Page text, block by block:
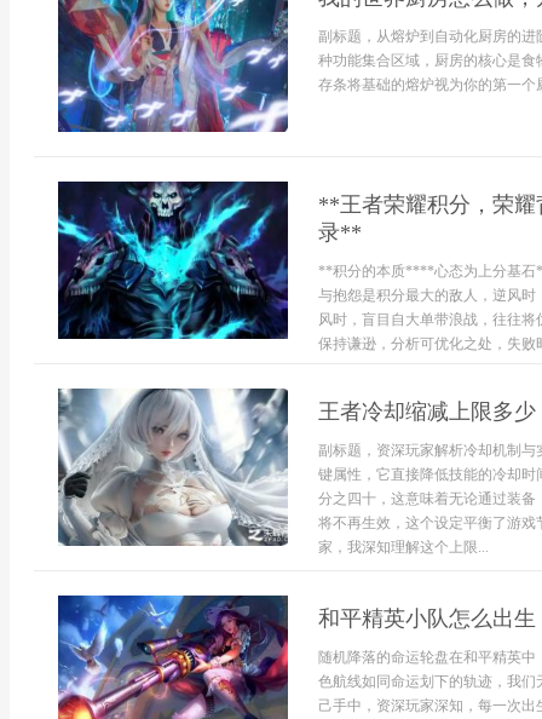
副标题，从熔炉到自动化厨房的
种功能集合区域，厨房的核心是
存条将基础的熔炉视为你的第一
**王者荣耀积分，荣
录**
**积分的本质****心态为上分基石
与抱怨是积分最大的敌人，逆风
风时，盲目自大单带浪战，往往
保持谦逊，分析可优化之处，失
王者冷却缩减上限多
副标题，资深玩家解析冷却机制
键属性，它直接降低技能的冷却
分之四十，这意味着无论通过装
将不再生效，这个设定平衡了游
家，我深知理解这个上限...
和平精英小队怎么出
随机降落的命运轮盘在和平精英
色航线如同命运划下的轨迹，我
己手中，资深玩家深知，每一次出